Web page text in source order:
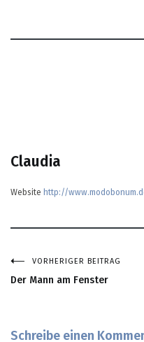
Claudia
Website http://
VORHERIGER BEITRAG
Der Mann am Fenster
Schreibe einen